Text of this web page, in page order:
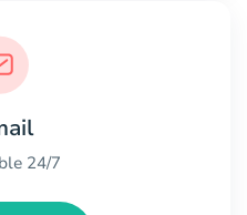
24/7